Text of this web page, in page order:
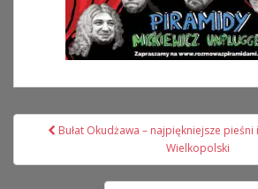
Nawigacja
Bułat Okudżawa – najpiękniejsze
Wielkopolski